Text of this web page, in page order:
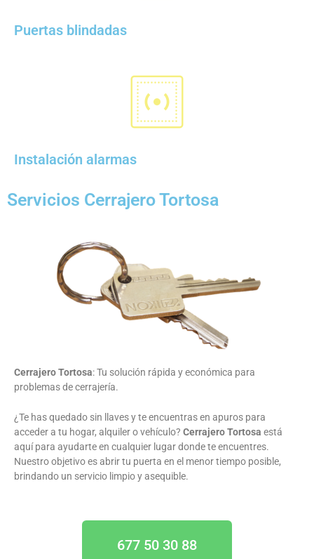
Puertas blindadas
Instalación alarmas
Servicios Cerrajero Tortosa
Cerrajero Tortosa: Tu solución rápida y económica para
problemas de cerrajería.
¿Te has quedado sin llaves y te encuentras en apuros para
acceder a tu hogar, alquiler o vehículo? Cerrajero Tortosa está
aquí para ayudarte en cualquier lugar donde te encuentres.
Nuestro objetivo es abrir tu puerta en el menor tiempo posible,
brindando un servicio limpio y asequible.
677 50 30 88